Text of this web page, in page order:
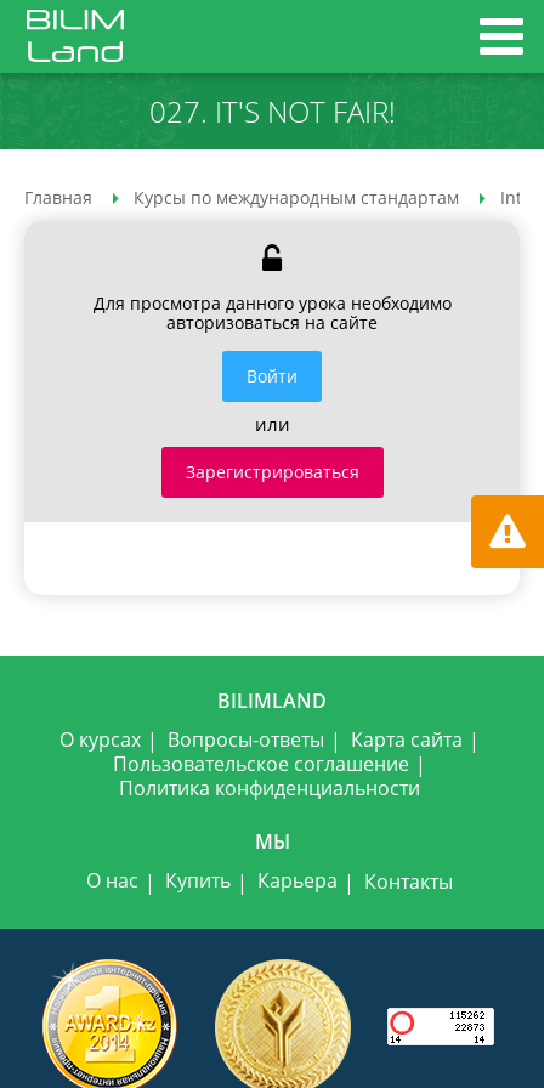
027. IT'S NOT FAIR!
Главная Курсы по международным стандартам
Для просмотра данного урока необходимо
авторизоваться на сайте
Войти
или
Зарегистрироваться
BILIMLAND
О курсах
Вопросы-ответы
Карта сайта
Пользовательское соглашение
Политика конфиденциальности
МЫ
О нас
Купить Карьера Контакты